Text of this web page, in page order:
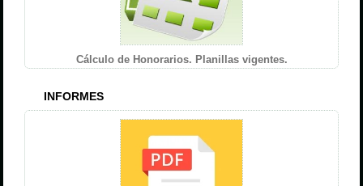
Cálculo de Honorarios. Planillas vigentes.
INFORMES